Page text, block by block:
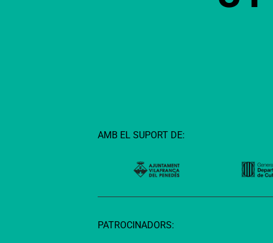
AMB EL SUPORT DE:
PATROCINADORS: